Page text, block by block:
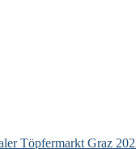
Töpfermarkt Graz